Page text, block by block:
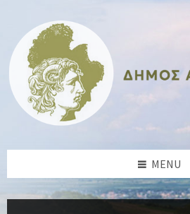
content
sidebar
sidebar
footer
MENU